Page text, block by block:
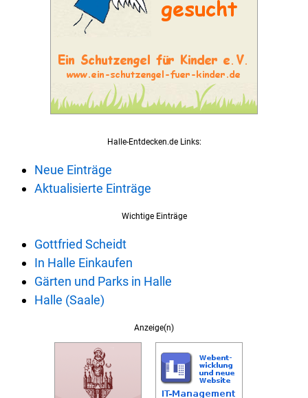
Halle-Entdecken.de Links:
Neue Einträge
Aktualisierte Einträge
Wichtige Einträge
Gottfried Scheidt
In Halle Einkaufen
Gärten und Parks in Halle
Halle (Saale)
Anzeige(n)